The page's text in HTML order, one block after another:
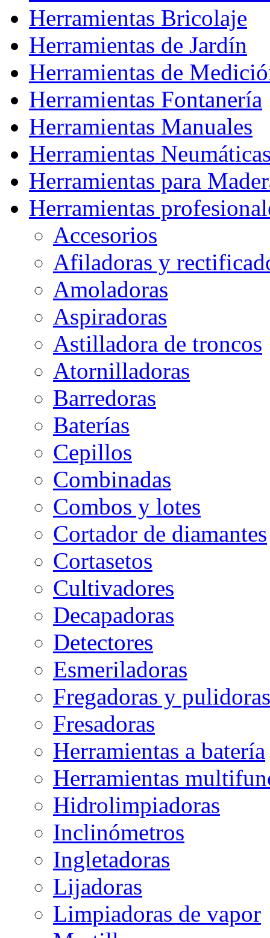
Herramientas Bricolaje
Herramientas de Jardín
Herramientas de
Herramientas Fontanería
Herramientas Manuales
Herramientas
Herramientas para
Herramientas
Accesorios
Afiladoras y
Amoladoras
Aspiradoras
Astilladora de troncos
Atornilladoras
Barredoras
Baterías
Cepillos
Combinadas
Combos y lotes
Cortador de diamantes
Cortasetos
Cultivadores
Decapadoras
Detectores
Esmeriladoras
Fregadoras y pulidoras
Fresadoras
Herramientas a batería
Herramientas
Hidrolimpiadoras
Inclinómetros
Ingletadoras
Lijadoras
Limpiadoras de vapor